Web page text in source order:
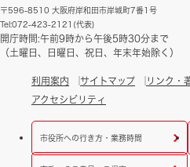
〒596-8510 大阪府岸和田市岸城町7番1号
Tel:072-423-2121(代表)
開庁時間:午前9時から午後5時30分まで
（土曜日、日曜日、祝日、年末年始除く）
利用案内 サイトマップ リンク・
アクセシビリティ
市役所への行き方・業務時間